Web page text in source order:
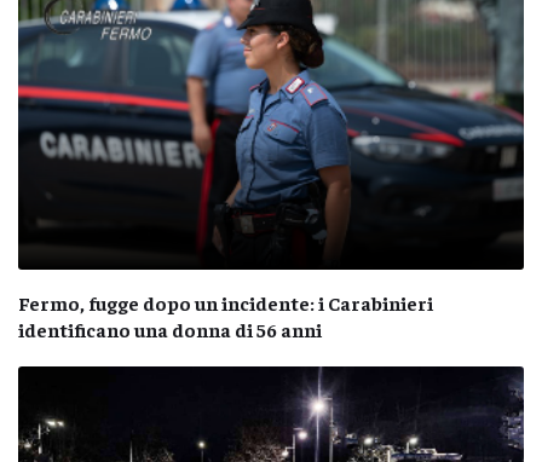
Fermo, fugge dopo un incidente: i Carabinieri
identificano una donna di 56 anni